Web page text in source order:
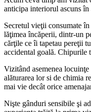
anticipa interiorul ascuns
Secretul vieţii consumate
lăţimea încăperii, dintr-un
cărţile ce îi tapetau pereţii
accidental goală. Chipurile
Vizitând asemenea
alăturarea lor si de chimia
mai vie decât orice
Nişte gânduri sensibile şi